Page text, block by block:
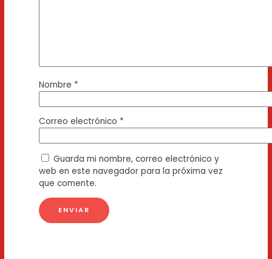
Nombre *
Correo electrónico *
Guarda mi nombre, correo electrónico y
web en este navegador para la próxima vez
que comente.